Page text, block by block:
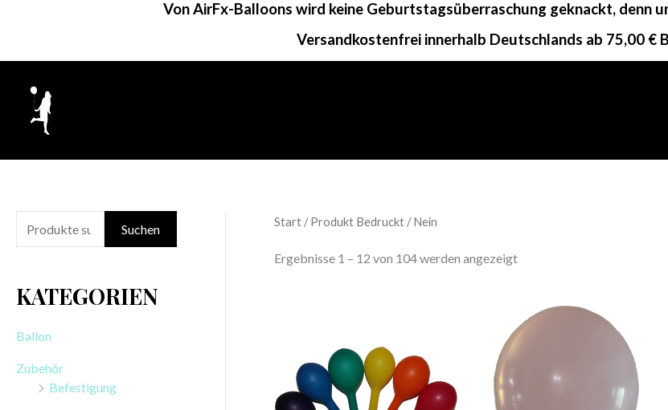
springen
Von AirFx-Balloons wird keine Geburtstagsüberraschung geknackt, denn
Versandkostenfrei innerhalb Deutschlands ab 75,00
u
h
n
Suchen
KATEGORIEN
Ballon
Zubehör
Befestigung
Start/ Produkt Bedruckt / Nein
Showing 1–24 of 104 results